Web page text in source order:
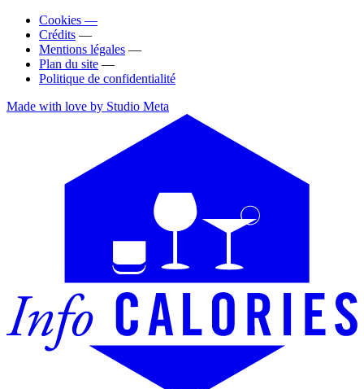
Cookies —
Crédits —
Mentions légales —
Plan du site —
Politique de confidentialité
Made with love by Studio Meta